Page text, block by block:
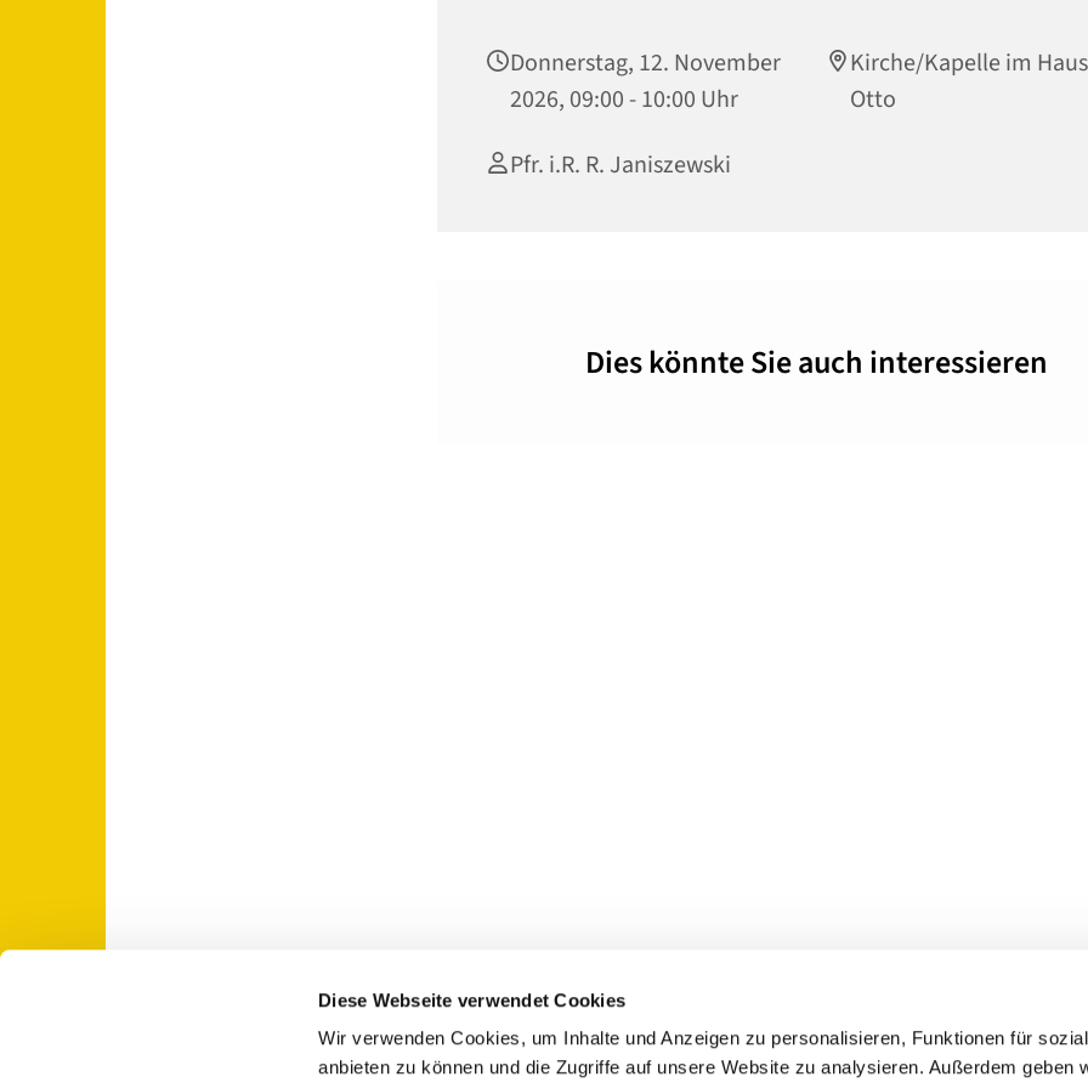
Diese Webseite verwendet Cookies
Wir verwenden Cookies, um Inhalte und Anzeigen zu personalisieren, Funktionen für
anbieten zu können und die Zugriffe auf unsere Website zu analysieren. Außerdem geben
Donnerstag, 12. November
2026, 09:00 - 10:00 Uhr
Kirche/Kapelle im
Otto
Pfr. i.R. R. Janiszewski
Dies könnte Sie auch interessieren
St. Otto: Katholische Kirche Usedom-Anklam-Greifswald · Bahnhofstr. 15, 17489 Greifswald+49
Kontaktinformationen
Impressum